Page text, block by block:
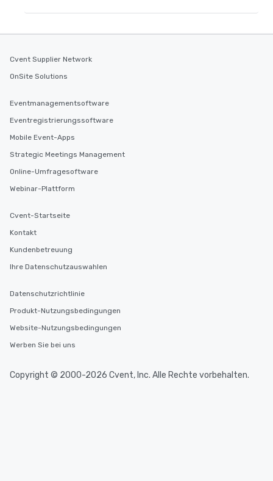
Cvent Supplier Network
OnSite Solutions
Eventmanagementsoftware
Eventregistrierungssoftware
Mobile Event-Apps
Strategic Meetings Management
Online-Umfragesoftware
Webinar-Plattform
Cvent-Startseite
Kontakt
Kundenbetreuung
Ihre Datenschutzauswahlen
Datenschutzrichtlinie
Produkt-Nutzungsbedingungen
Website-Nutzungsbedingungen
Werben Sie bei uns
Copyright © 2000-2026 Cvent, Inc. Alle Rechte vorbehalten.